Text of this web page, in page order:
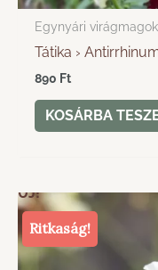
Egynyári virágmagok
Tátika ›
890 Ft
KOSÁRBA
ÚJ!
Ritkaság!